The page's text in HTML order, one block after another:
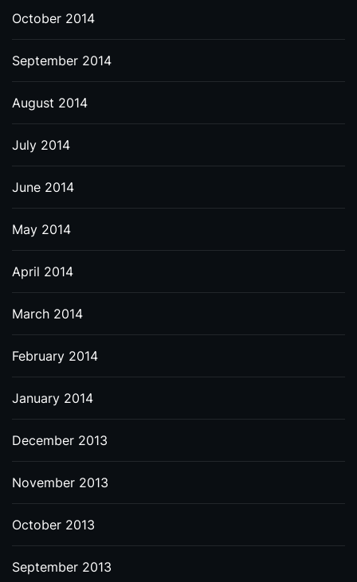
October 2014
September 2014
August 2014
July 2014
June 2014
May 2014
April 2014
March 2014
February 2014
January 2014
December 2013
November 2013
October 2013
September 2013